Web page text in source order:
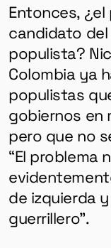
Entonces,
candidato
populista?
Colombia ya
populistas
gobiernos en
pero que no
“El problema
de izquierda
guerrillero”.